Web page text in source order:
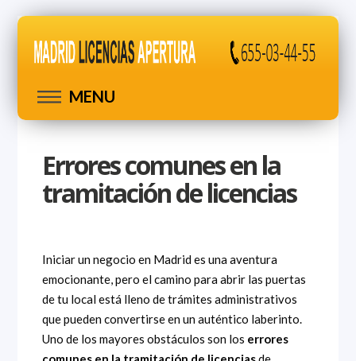
MENU
Errores comunes en la
tramitación de licencias
Iniciar un negocio en Madrid es una aventura
emocionante, pero el camino para abrir las puertas
de tu local está lleno de trámites administrativos
que pueden convertirse en un auténtico laberinto.
Uno de los mayores obstáculos son los errores